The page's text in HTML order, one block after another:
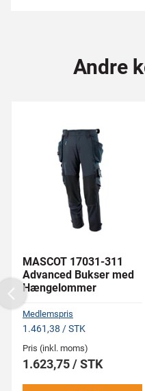
Andre
MASCOT 17031-311
Advanced Bukser med
Hængelommer
Medlemspris
1.461,38 / STK
Pris (inkl. moms)
1.623,75 / STK
Previous